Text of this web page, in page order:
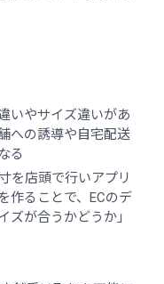
いやサイズ違いがあ
への誘導や自宅配送
る
を店頭で行いアプリ
作ることで、ECのデ
ズが合うかどうか」